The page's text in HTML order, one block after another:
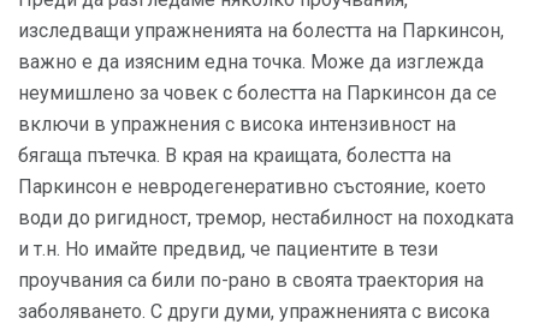
изследващи упражненията на болестта на Паркинсон,
важно е да изясним една точка. Може да изглежда
неумишлено за човек с болестта на Паркинсон да се
включи в упражнения с висока интензивност на
бягаща пътечка. В края на краищата, болестта на
Паркинсон е невродегенеративно състояние, което
води до ригидност, тремор, нестабилност на походката
и т.н. Но имайте предвид, че пациентите в тези
проучвания са били по-рано в своята траектория на
заболяването. С други думи, упражненията с висока